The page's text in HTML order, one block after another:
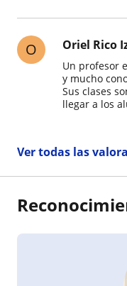
O Oriel Rico
Un profesor
y mucho
Sus clases
llegar a los
Ver todas las